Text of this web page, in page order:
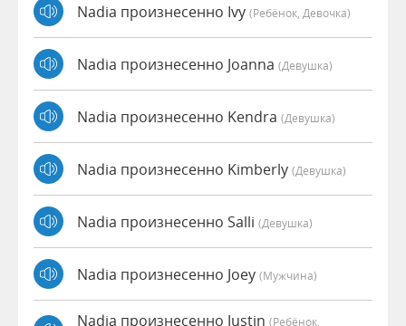
Nadia произнесенно Ivy (Ребёнок, Девочка)
Nadia произнесенно Joanna (девушка)
Nadia произнесенно Kendra (девушка)
Nadia произнесенно Kimberly (девушка)
Nadia произнесенно Salli (девушка)
Nadia произнесенно Joey (мужчина)
Nadia произнесенно Justin (Ребёнок,